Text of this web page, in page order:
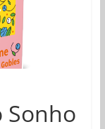
Sonho